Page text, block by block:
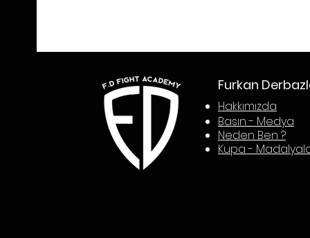
Furkan
Hakkımızda
Basın - Medya
Neden Ben ?
Kupa -